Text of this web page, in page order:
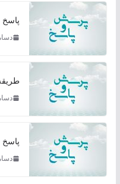
دسامبر
دسامبر
دسامبر